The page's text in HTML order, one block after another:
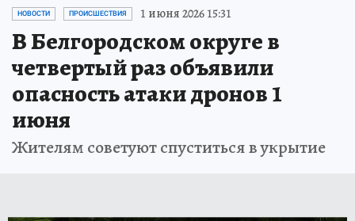
НОВОСТИ ПРОИСШЕСТВИЯ 1 июня 2026 15:31
В Белгородском округе в
четвертый раз объявили
опасность атаки дронов 1
июня
Жителям советуют спуститься в укрытие